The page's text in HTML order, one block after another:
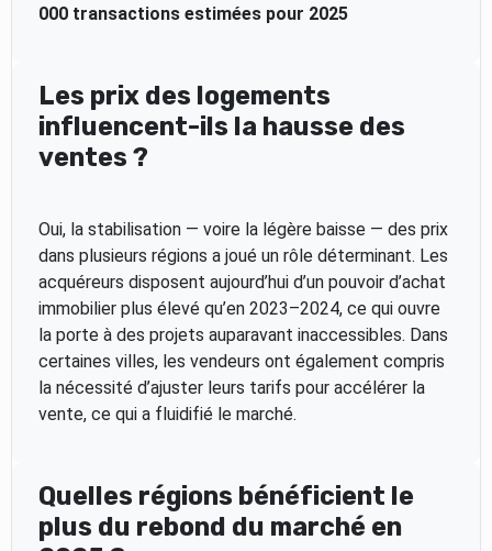
000 transactions estimées pour 2025
Les prix des logements
influencent-ils la hausse des
ventes ?
Oui, la stabilisation — voire la légère baisse — des prix
dans plusieurs régions a joué un rôle déterminant. Les
acquéreurs disposent aujourd’hui d’un pouvoir d’achat
immobilier plus élevé qu’en 2023–2024, ce qui ouvre
la porte à des projets auparavant inaccessibles. Dans
certaines villes, les vendeurs ont également compris
la nécessité d’ajuster leurs tarifs pour accélérer la
vente, ce qui a fluidifié le marché.
Quelles régions bénéficient le
plus du rebond du marché en